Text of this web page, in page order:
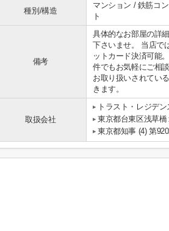
種別/構造
マンション / 鉄筋コ
ト
備考
具体的なお部屋の詳
下さいませ。 当店で
ットカード決済可能
件でもお気軽にご相
お取り扱いされてい
きます。
取扱会社
トラスト・レジデ
東京都台東区浅草
東京都知事 (4) 第